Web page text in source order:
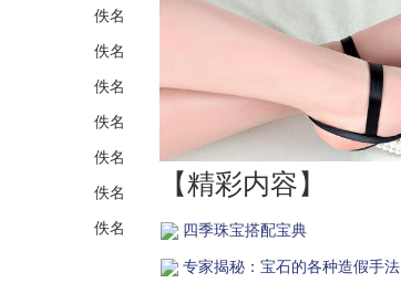
佚名
佚名
佚名
佚名
佚名
佚名
佚名
【精彩内容】
四季珠宝搭配宝典
专家揭秘：宝石的各种造假手法